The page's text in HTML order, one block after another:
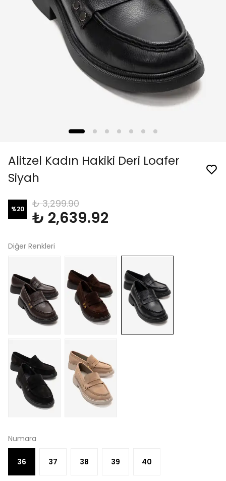
Alitzel Kadın Hakiki Deri Loafer
Siyah
%20 ₺ 3,299.90
₺ 2,639.92
Diğer Renkleri
Numara
36 37 38 39 40